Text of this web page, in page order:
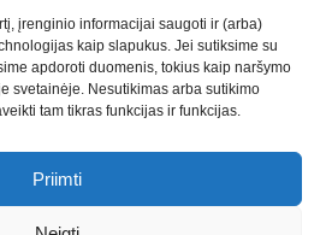
įrenginio informacijai saugoti ir (arba)
kaip slapukus. Jei sutiksime su
apdoroti duomenis, tokius kaip naršymo
svetainėje. Nesutikimas arba sutikimo
tam tikras funkcijas ir funkcijas.
Priimti
rašymas, turinio kūrimas,
į mūsų valdomas
Theme: Express News ByAdore
-Teisinės